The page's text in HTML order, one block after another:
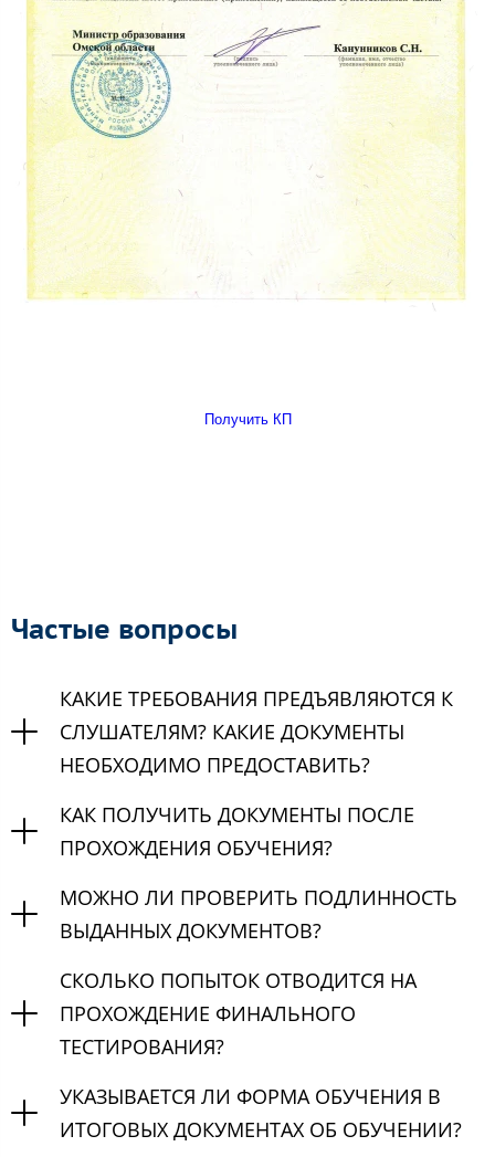
Получить КП
Частые вопросы
КАКИЕ ТРЕБОВАНИЯ ПРЕДЪЯВЛЯЮТСЯ К
СЛУШАТЕЛЯМ? КАКИЕ ДОКУМЕНТЫ
НЕОБХОДИМО ПРЕДОСТАВИТЬ?
КАК ПОЛУЧИТЬ ДОКУМЕНТЫ ПОСЛЕ
ПРОХОЖДЕНИЯ ОБУЧЕНИЯ?
МОЖНО ЛИ ПРОВЕРИТЬ ПОДЛИННОСТЬ
ВЫДАННЫХ ДОКУМЕНТОВ?
СКОЛЬКО ПОПЫТОК ОТВОДИТСЯ НА
ПРОХОЖДЕНИЕ ФИНАЛЬНОГО
ТЕСТИРОВАНИЯ?
УКАЗЫВАЕТСЯ ЛИ ФОРМА ОБУЧЕНИЯ В
ИТОГОВЫХ ДОКУМЕНТАХ ОБ ОБУЧЕНИИ?